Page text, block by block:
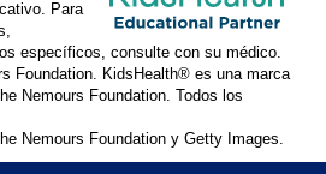
Para
específicos, consulte con su médico.
Foundation. KidsHealth® es una marca
Nemours Foundation. Todos los
Nemours Foundation y Getty Images.